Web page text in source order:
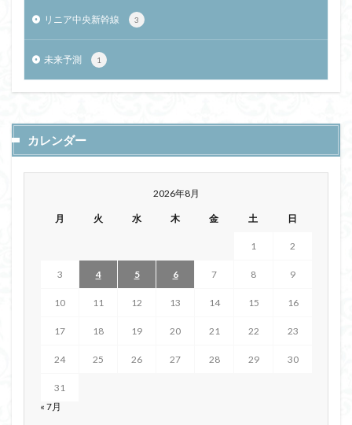
リニア中央新幹線 3
未来予測 1
カレンダー
2026年8月
月 火 水 木 金 土 日
1 2
3 4 5 6 7 8 9
10 11 12 13 14 15 16
17 18 19 20 21 22 23
24 25 26 27 28 29 30
31
« 7月